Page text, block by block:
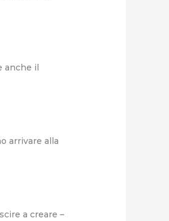
anche il
arrivare alla
a creare –